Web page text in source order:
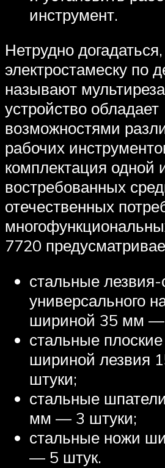
инструмент.
Нетрудно
электростамеску по
называют
устройство обладает
возможностями
рабочих
комплектация одной
востребованных
отечественных
7720
стальные лезвия-
универсального
шириной 35 мм —
стальные
шириной лезвия
штуки;
стальные
мм — 3 штуки;
стальные ножи
— 5 штук.